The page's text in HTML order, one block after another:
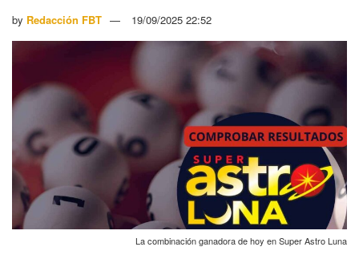
by Redacción FBT 19/09/2025 22:52
La combinación ganadora de hoy en Super Astro Luna